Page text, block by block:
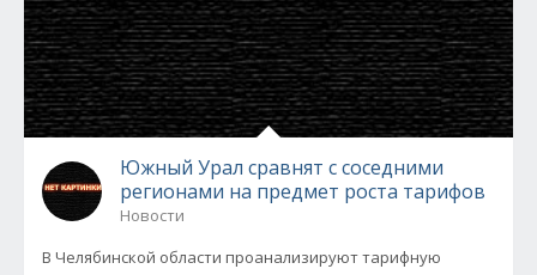
Южный Урал сравнят с соседними
регионами на предмет роста тарифов
Новости
В Челябинской области проанализируют тарифную